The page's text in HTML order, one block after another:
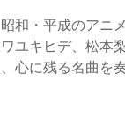
和・平成のアニ
ユキヒデ、松本
心に残る名曲を奏